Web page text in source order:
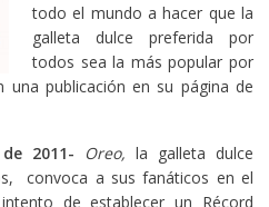
todo el mundo a hacer que la
galleta dulce preferida por
todos sea la más popular por
una publicación en su página de
2011-
Oreo,la galleta dulce
convoca a sus fanáticos en el
de establecer un Récord